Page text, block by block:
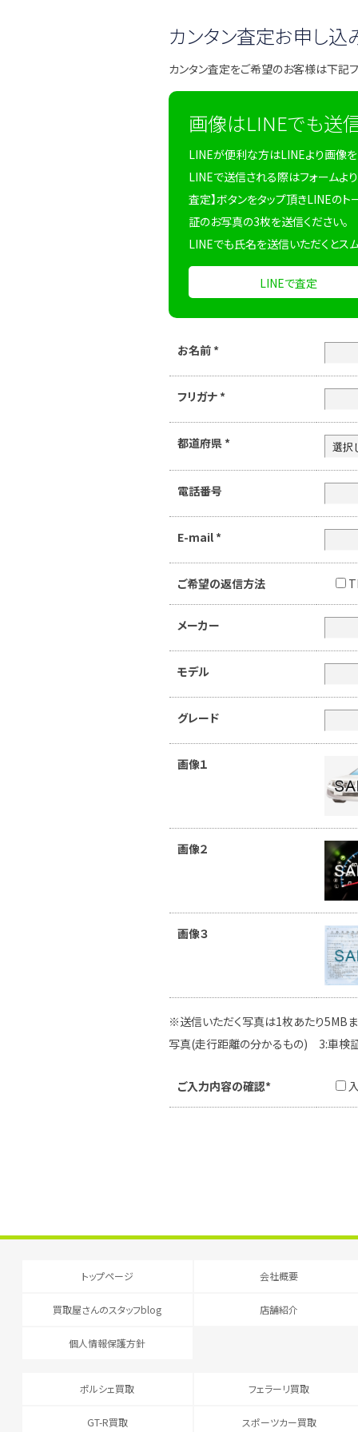
カンタン査定お申し込
カンタン査定をご希望のお客様は下記
画像はLINEでも送
LINEが便利な方はLINEより画像を
LINEで送信される際はフォームより
査定】ボタンをタップ頂きLINEの
証のお写真の3枚を送信ください。
LINEでも氏名を送信いただくとス
LINEで査定
お名前 *
フリガナ *
都道府県 *
電話番号
E-mail *
ご希望の返信方法
メーカー
モデル
グレード
画像１
画像２
画像３
※送信いただく写真は1枚あたり5MBま
写真(走行距離の分かるもの) 3:車検
ご入力内容の確認*
トップページ 会社概要
買取屋さんのスタッフblog 店舗紹介
個人情報保護方針
ポルシェ買取 フェラーリ買取
GT-R買取 スポーツカー買取